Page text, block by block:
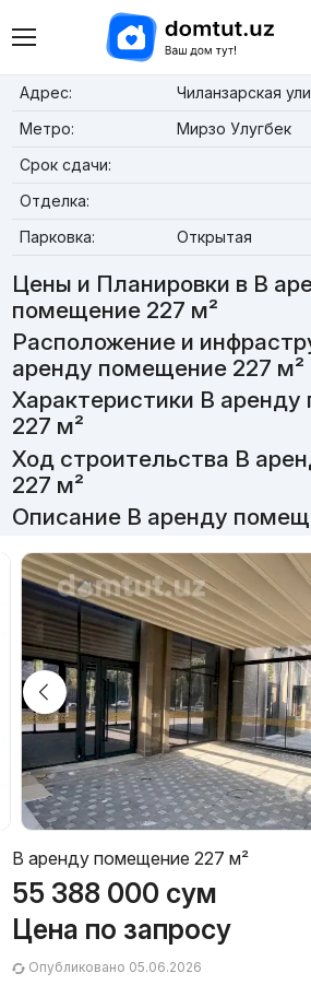
Адрес:
Чиланзарская
Метро:
Мирзо Улугбек
Срок сдачи:
Отделка:
Парковка:
Открытая
Цены и Планировки в В
помещение 227 м²
Расположение и
аренду помещение 227 м²
Характеристики В
227 м²
Ход строительства В
227 м²
Описание В аренду
В аренду помещение 227 м²
55 388 000 сум
Цена по запросу
Опубликовано 05.06.2026